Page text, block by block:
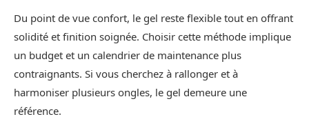
Du point de vue confort, le gel reste flexible tout en offrant
solidité et finition soignée. Choisir cette méthode implique
un budget et un calendrier de maintenance plus
contraignants. Si vous cherchez à rallonger et à
harmoniser plusieurs ongles, le gel demeure une
référence.